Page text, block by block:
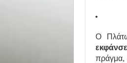
Ο
πράγμα,